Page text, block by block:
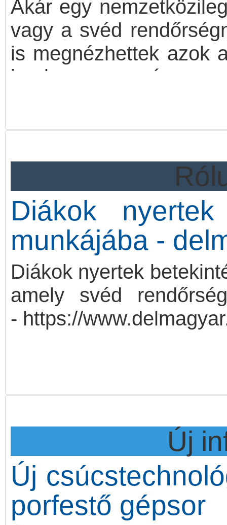
Akár egy
vagy a svéd
is megnézhettek azok
iparkamara és a
megvalósuló
Diákok
munkájába -
Diákok nyertek
amely svéd
- https://
Új
Új
porfestő gépsor